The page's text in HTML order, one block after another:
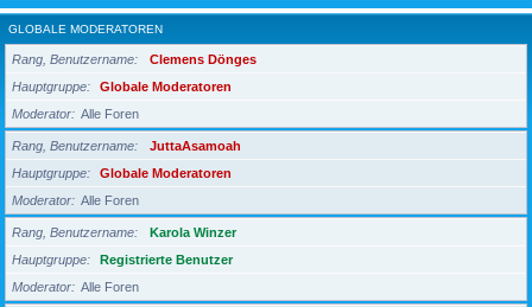
GLOBALE MODERATOREN
Rang, Benutzername
Clemens Dönges
Hauptgruppe
Globale Moderatoren
Moderator
Alle Foren
Rang, Benutzername
JuttaAsamoah
Hauptgruppe
Globale Moderatoren
Moderator
Alle Foren
Rang, Benutzername
Karola Winzer
Hauptgruppe
Registrierte Benutzer
Moderator
Alle Foren